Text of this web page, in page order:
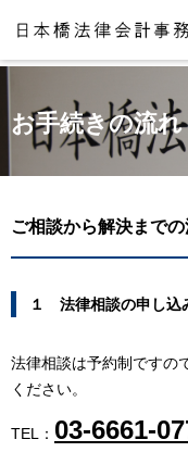
お手続きの流れ
ご相談から解決まで
１ 法律相談の申し込
法律相談は予約制ですの
ください。
TEL： 03-6661-